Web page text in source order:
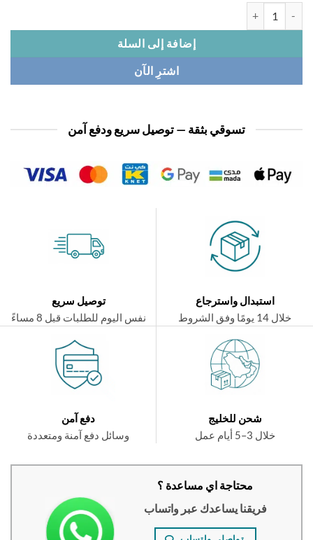
إضافة إلى السلة
اشترِ الآن
تسوقي بثقة — توصيل سريع ودفع آمن
استبدال واسترجاع
توصيل سريع
نفس اليوم للطلبات قبل 8 مساءً
شحن للخليج
دفع آمن
وسائل دفع آمنة ومتعددة
محتاجة اي مساعدة ؟
فريقنا يساعدك عبر واتساب